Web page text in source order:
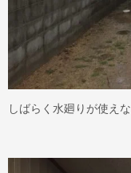
しばらく水廻りが使え